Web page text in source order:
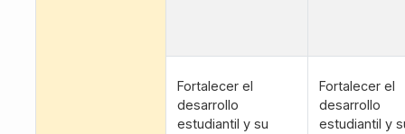
Fortalecer el
desarrollo
estudiantil y su
Fortalecer el
desarrollo
estudiantil y